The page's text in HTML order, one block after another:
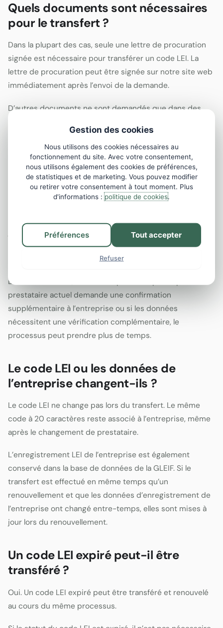
Gestion des cookies
Nous utilisons des cookies nécessaires au
fonctionnement du site. Avec votre consentement,
nous utilisons également des cookies de préférences,
de statistiques et de marketing. Vous pouvez modifier
ou retirer votre consentement à tout moment. Plus
d'informations :politique de cookies.
Tout accepter
Refuser
Préférences
Quels documents sont nécessaires
pour le transfert ?
Dans la plupart des cas, seule une lettre de procuration
signée est nécessaire pour transférer un code LEI. La
lettre de procuration peut être signée sur notre site web
immédiatement après l’envoi de la demande.
D’autres documents ne sont demandés que dans des
pas le pouvoir de représentation nécessaire pour
soumettre la demande au nom de l’entreprise.
Combien de temps prend le
transfert ?
jours ouvrés. La durée réelle dépend principalement de la
rapidité avec laquelle le prestataire actuel confirme le
Dans certains cas, le transfert peut être plus rapide. Si le
prestataire actuel demande une confirmation
supplémentaire à l’entreprise ou si les données
nécessitent une vérification complémentaire, le
processus peut prendre plus de temps.
Le code LEI ou les données de
l’entreprise changent-ils ?
Le code LEI ne change pas lors du transfert. Le même
code à 20 caractères reste associé à l’entreprise, même
après le changement de prestataire.
L’enregistrement LEI de l’entreprise est également
conservé dans la base de données de la GLEIF. Si le
transfert est effectué en même temps qu’un
renouvellement et que les données d’enregistrement de
l’entreprise ont changé entre-temps, elles sont mises à
jour lors du renouvellement.
Un code LEI expiré peut-il être
transféré ?
Oui. Un code LEI expiré peut être transféré et renouvelé
au cours du même processus.